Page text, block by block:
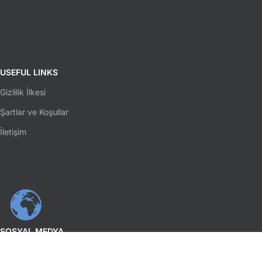
USEFUL LINKS
Gizlilik İlkesi
Şartlar ve Koşullar
İletişim
SOSYAL MEDYA